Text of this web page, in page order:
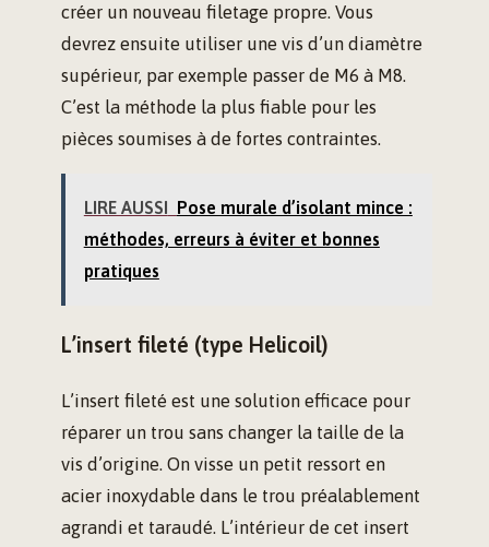
créer un nouveau filetage propre. Vous
devrez ensuite utiliser une vis d’un diamètre
supérieur, par exemple passer de M6 à M8.
C’est la méthode la plus fiable pour les
pièces soumises à de fortes contraintes.
LIRE AUSSI Pose murale d’isolant mince :
méthodes, erreurs à éviter et bonnes
pratiques
L’insert fileté (type Helicoil)
L’insert fileté est une solution efficace pour
réparer un trou sans changer la taille de la
vis d’origine. On visse un petit ressort en
acier inoxydable dans le trou préalablement
agrandi et taraudé. L’intérieur de cet insert